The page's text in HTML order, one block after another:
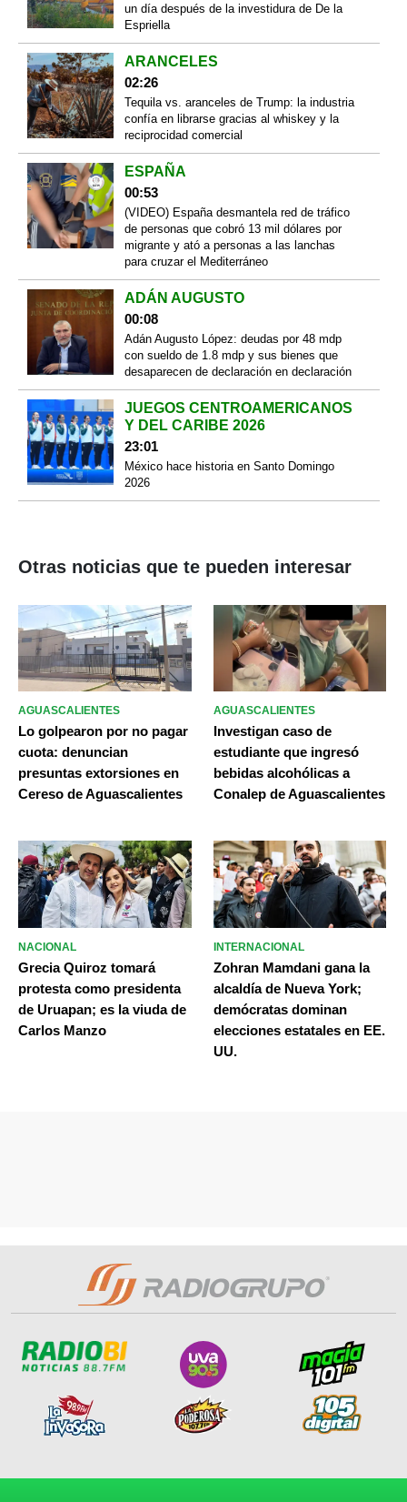
un día después de la investidura de De la
Espriella
ARANCELES
02:26
Tequila vs. aranceles de Trump: la industria
confía en librarse gracias al whiskey y la
reciprocidad comercial
ESPAÑA
00:53
(VIDEO) España desmantela red de tráfico
de personas que cobró 13 mil dólares por
migrante y ató a personas a las lanchas
para cruzar el Mediterráneo
ADÁN AUGUSTO
00:08
Adán Augusto López: deudas por 48 mdp
con sueldo de 1.8 mdp y sus bienes que
desaparecen de declaración en declaración
JUEGOS CENTROAMERICANOS
Y DEL CARIBE 2026
23:01
México hace historia en Santo Domingo
2026
Otras noticias que te pueden interesar
AGUASCALIENTES
Lo golpearon por no pagar
cuota: denuncian
presuntas extorsiones en
Cereso de Aguascalientes
AGUASCALIENTES
Investigan caso de
estudiante que ingresó
bebidas alcohólicas a
Conalep de Aguascalientes
NACIONAL
Grecia Quiroz tomará
protesta como presidenta
de Uruapan; es la viuda de
Carlos Manzo
INTERNACIONAL
Zohran Mamdani gana la
alcaldía de Nueva York;
demócratas dominan
elecciones estatales en EE.
UU.